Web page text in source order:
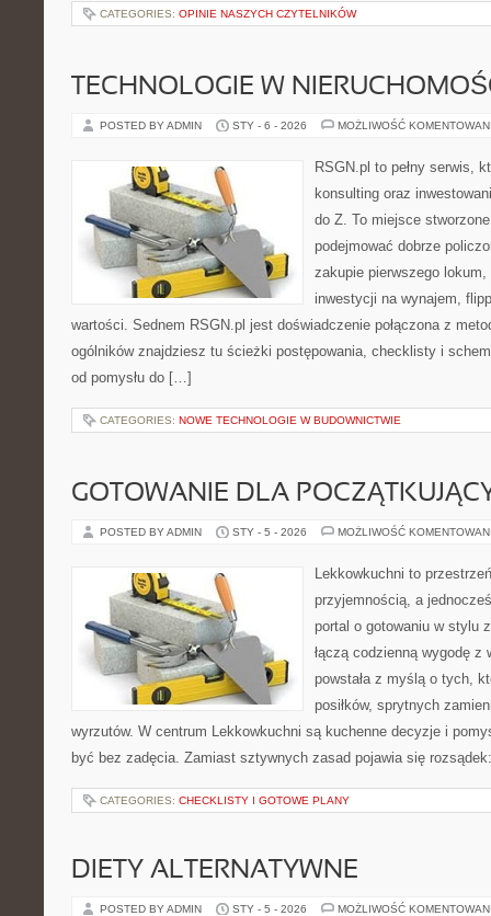
CATEGORIES: OPINIE NASZYCH CZYTELNIKÓW
TECHNOLOGIE W
POSTED BY ADMIN STY - 6 - 2026 MOŻLIWOŚĆ
RSGN.pl to pełny serwis,
konsulting oraz
do Z. To miejsce
podejmować dobrze
zakupie pierwszego
inwestycji na wynajem,
wartości. Sednem RSGN.pl jest doświadczenie połączona z
ogólników znajdziesz tu ścieżki postępowania, checklisty i
od pomysłu do […]
CATEGORIES: NOWE TECHNOLOGIE W BUDOWNICTWIE
GOTOWANIE DLA
POSTED BY ADMIN STY - 5 - 2026 MOŻLIWOŚĆ
Lekkowkuchni to
przyjemnością, a
portal o gotowaniu w stylu
łączą codzienną wygodę
powstała z myślą o tych,
posiłków, sprytnych
wyrzutów. W centrum Lekkowkuchni są kuchenne decyzje i
być bez zadęcia. Zamiast sztywnych zasad pojawia się
CATEGORIES: CHECKLISTY I GOTOWE PLANY
DIETY ALTERNATYWNE
POSTED BY ADMIN STY - 5 - 2026 MOŻLIWOŚĆ